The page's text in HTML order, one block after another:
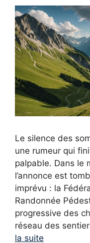
Le silence des
une rumeur qui
palpable. Dans le
l’annonce est
imprévu : la
Randonnée
progressive des
réseau des
la suite